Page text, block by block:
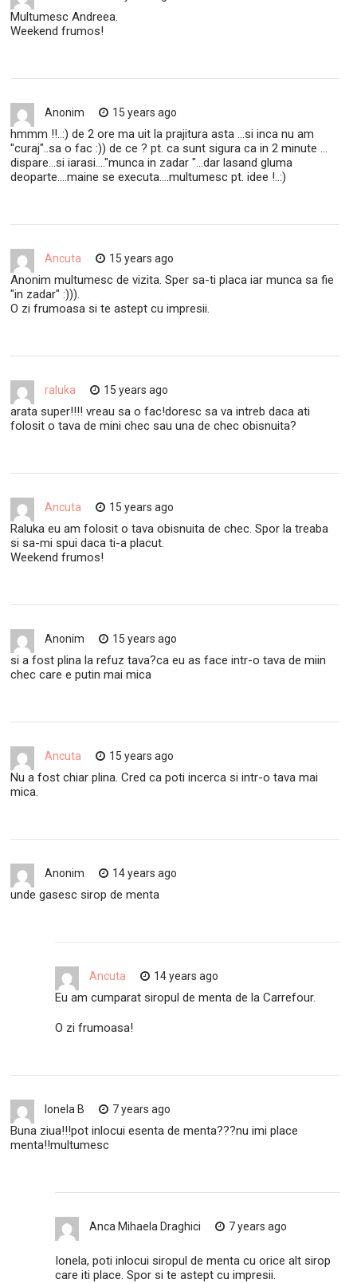
Multumesc Andreea.
Weekend frumos!
Anonim 15 years ago
hmmm !!..:) de 2 ore ma uit la prajitura asta …si inca nu am
"curaj"..sa o fac :)) de ce ? pt. ca sunt sigura ca in 2 minute …
dispare…si iarasi…."munca in zadar "…dar lasand gluma
deoparte….maine se executa….multumesc pt. idee !..:)
Ancuta 15 years ago
Anonim multumesc de vizita. Sper sa-ti placa iar munca sa fie
"in zadar" :))).
O zi frumoasa si te astept cu impresii.
raluka 15 years ago
arata super!!!! vreau sa o fac!doresc sa va intreb daca ati
folosit o tava de mini chec sau una de chec obisnuita?
Ancuta 15 years ago
Raluka eu am folosit o tava obisnuita de chec. Spor la treaba
si sa-mi spui daca ti-a placut.
Weekend frumos!
Anonim 15 years ago
si a fost plina la refuz tava?ca eu as face intr-o tava de miin
chec care e putin mai mica
Ancuta 15 years ago
Nu a fost chiar plina. Cred ca poti incerca si intr-o tava mai
mica.
Anonim 14 years ago
unde gasesc sirop de menta
Ancuta 14 years ago
Eu am cumparat siropul de menta de la Carrefour.
O zi frumoasa!
Ionela B 7 years ago
Buna ziua!!!pot inlocui esenta de menta???nu imi place
menta!!multumesc
Anca Mihaela Draghici 7 years ago
Ionela, poti inlocui siropul de menta cu orice alt sirop
care iti place. Spor si te astept cu impresii.